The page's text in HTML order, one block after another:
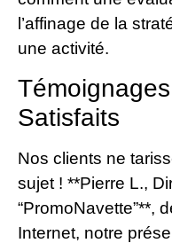
l’affinage de la
une activité.
Satisfaits
Nos clients ne
sujet ! **Pierre L.,
“PromoNavette”**,
Internet, notre